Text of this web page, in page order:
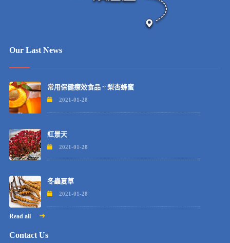
Our Last News
常用保健療效食品 ~ 梨杏蜂蜜
2021-01-28
紅景天
2021-01-28
冬蟲夏草
2021-01-28
Read all
Contact Us